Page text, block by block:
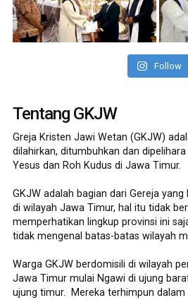
Follow
Tentang GKJW
Greja Kristen Jawi Wetan (GKJW)
dilahirkan, ditumbuhkan dan
Yesus dan Roh Kudus di Jawa Timur.
GKJW adalah bagian dari Gereja yang
di wilayah Jawa Timur, hal itu tidak
memperhatikan lingkup provinsi ini
tidak mengenal batas-batas wilayah
Warga GKJW berdomisili di wilayah
Jawa Timur mulai Ngawi di ujung
ujung timur. Mereka terhimpun